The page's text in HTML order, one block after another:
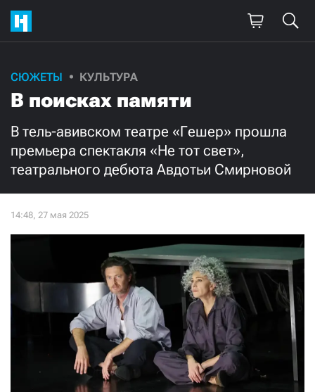
СЮЖЕТЫ КУЛЬТУРА
В поисках памяти
В тель-авивском театре «Гешер» прошла
премьера спектакля «Не тот свет»,
театрального дебюта Авдотьи Смирновой
Поддержите
нашу работу!
Ежемесячно Разово
3000 1000
Нажимая кнопку «Стать соучастником»,
условия и подтверждаю свое гражданство РФ
СТАТЬ СОУЧАСТНИКОМ
ПОДЕЛИТЬСЯ С ДРУЗЬЯМИ
Если у вас есть вопросы, пишите donate@novayagazeta.ru
звоните:
+7 (929) 612-03-68